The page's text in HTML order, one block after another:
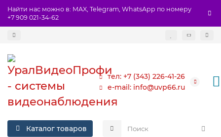
Найти нас можно в: MAX, Telegram, WhatsApp по номеру
+7 909 021-34-62
тел: +7 (343) 226-41-26
e-mail: info@uvp66.ru
Каталог товаров